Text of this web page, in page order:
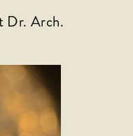
Dr. Arch.